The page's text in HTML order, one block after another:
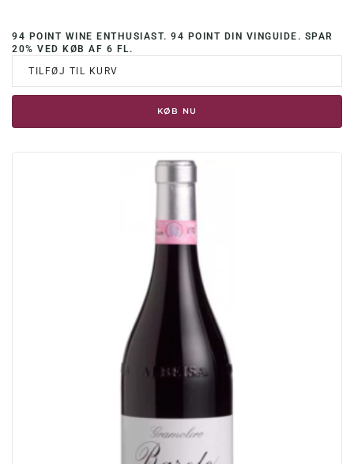
94 POINT WINE ENTHUSIAST. 94 POINT DIN VINGUIDE. SPAR
20% VED KØB AF 6 FL.
TILFØJ TIL KURV
KØB NU